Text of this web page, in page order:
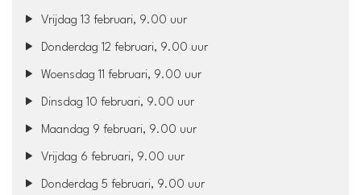
Vrijdag 13 februari, 9.00 uur
Donderdag 12 februari, 9.00 uur
Woensdag 11 februari, 9.00 uur
Dinsdag 10 februari, 9.00 uur
Maandag 9 februari, 9.00 uur
Vrijdag 6 februari, 9.00 uur
Donderdag 5 februari, 9.00 uur